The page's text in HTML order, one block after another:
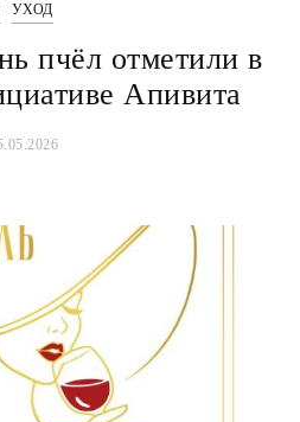
УХОД
пчёл отметили в
Апивита